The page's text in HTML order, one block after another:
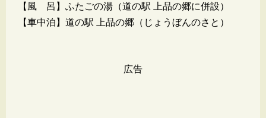
【風 呂】ふたごの湯（道の駅 上品の郷に併設）
【車中泊】道の駅 上品の郷（じょうぼんのさと）
広告